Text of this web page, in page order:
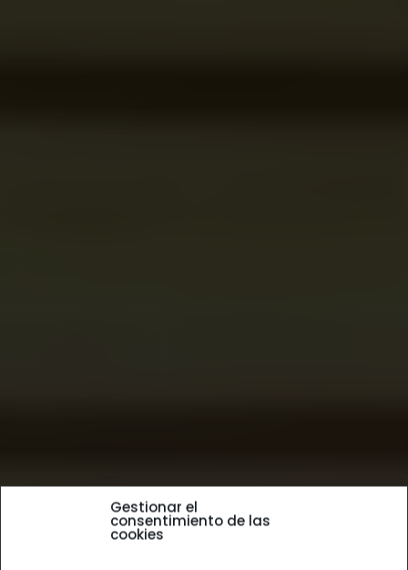
Gestionar el
consentimiento de las
cookies